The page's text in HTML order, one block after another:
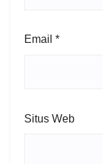
Email *
Situs Web